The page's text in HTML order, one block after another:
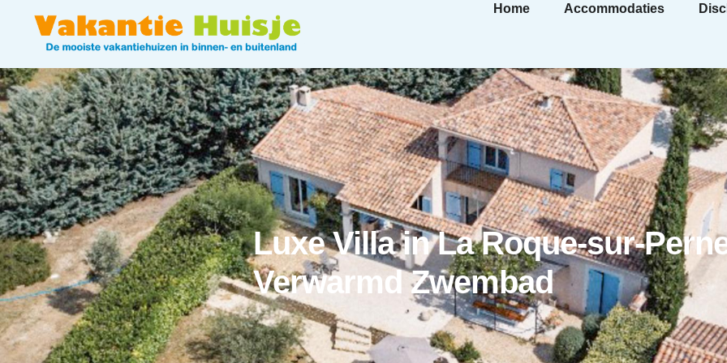
Home Accommodaties
Luxe Villa in La Roque-sur-
Verwarmd Zwembad